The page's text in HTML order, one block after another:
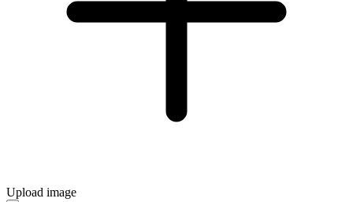
Upload image